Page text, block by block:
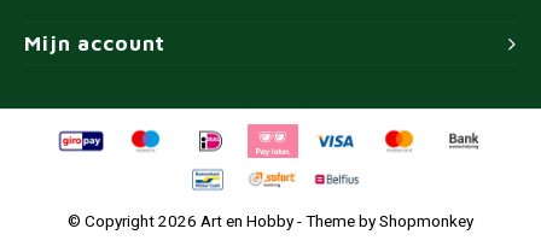
Mijn account
© Copyright 2026 Art en Hobby - Theme byShopmonkey